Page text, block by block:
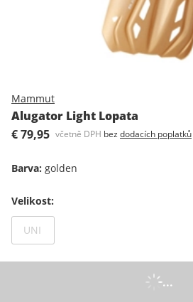
Mammut
Alugator Light Lopata
€ 79,95 včetně DPH bez dodacích poplatků
Barva: golden
Velikost:
UNI
...